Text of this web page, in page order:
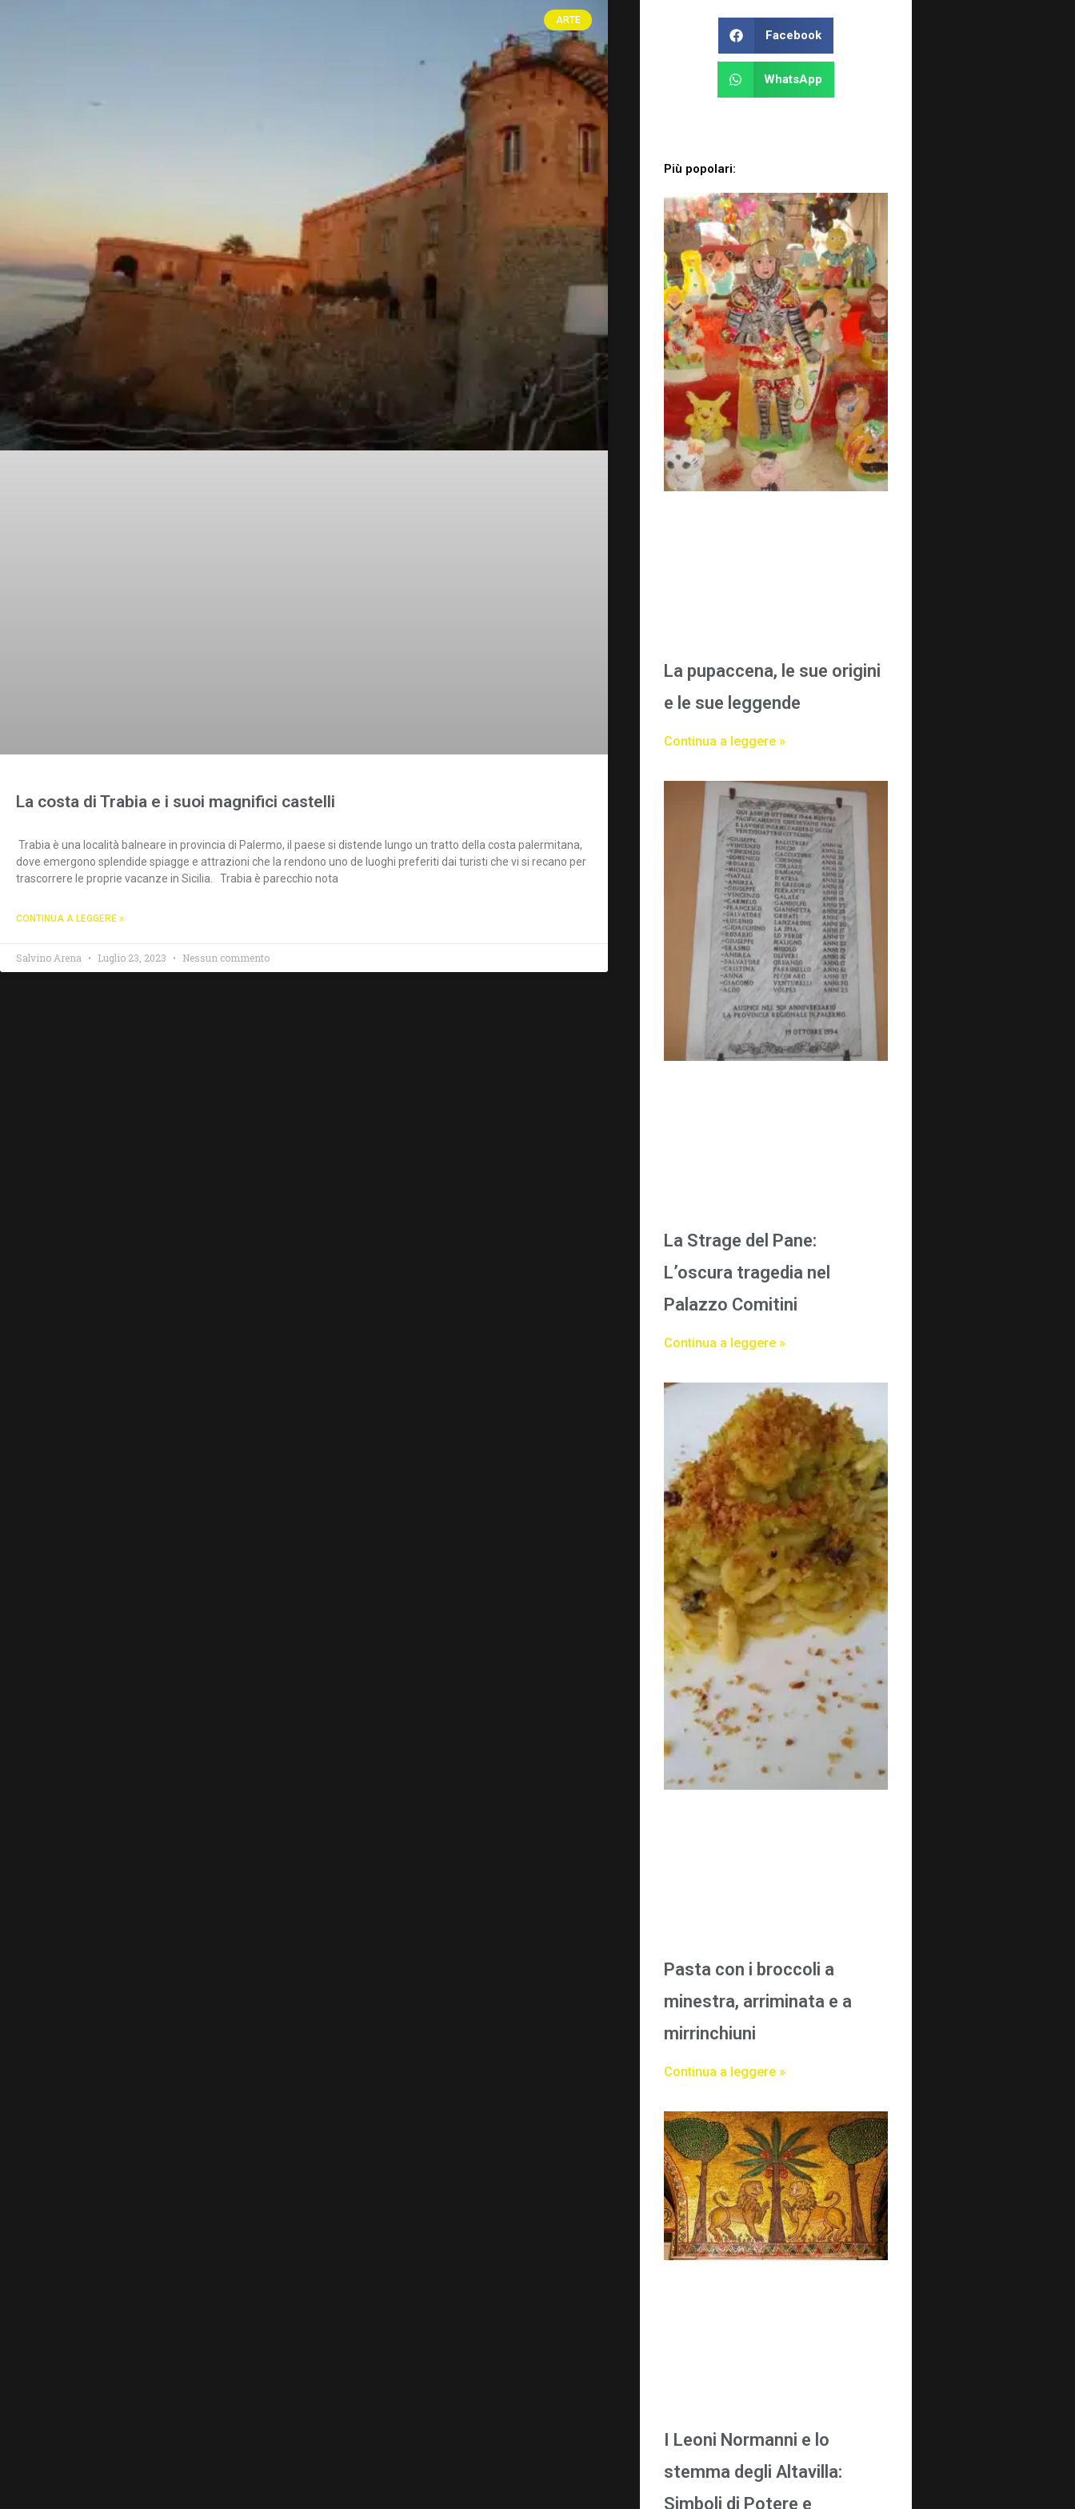
ARTE
La costa di Trabia e i suoi magnifici castelli
Trabia è una località balneare in provincia di Palermo, il paese si distende lungo un tratto della costa palermitana,
dove emergono splendide spiagge e attrazioni che la rendono uno de luoghi preferiti dai turisti che vi si recano per
trascorrere le proprie vacanze in Sicilia. Trabia è parecchio nota
CONTINUA A LEGGERE »
Salvino Arena Luglio 23, 2023 Nessun commento
Facebook
WhatsApp
Più popolari:
La pupaccena, le sue origini
e le sue leggende
Continua a leggere »
La Strage del Pane:
L’oscura tragedia nel
Palazzo Comitini
Continua a leggere »
Pasta con i broccoli a
minestra, arriminata e a
mirrinchiuni
Continua a leggere »
I Leoni Normanni e lo
stemma degli Altavilla:
Simboli di Potere e